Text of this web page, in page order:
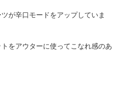
が辛口モードをアップしていま
をアウターに使ってこなれ感のあ